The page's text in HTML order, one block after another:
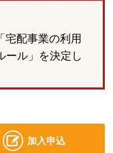
配事業の利用
ール」を決定し
加入申込
別のウィンドウで